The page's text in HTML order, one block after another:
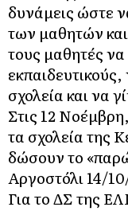
δυνάμεις ώστε
των μαθητών
τους μαθητές
σχολεία και να
Στις 12
τα σχολεία της
δώσουν το
Αργοστόλι 14/
Για το ΔΣ της